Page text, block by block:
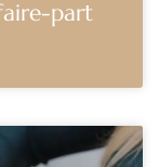
part